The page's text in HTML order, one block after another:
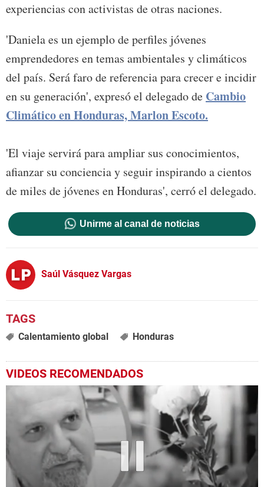
experiencias con activistas de otras naciones.
'Daniela es un ejemplo de perfiles jóvenes
emprendedores en temas ambientales y climáticos
del país. Será faro de referencia para crecer e incidir
en su generación', expresó el delegado de Cambio
Climático en Honduras, Marlon Escoto.
'El viaje servirá para ampliar sus conocimientos,
afianzar su conciencia y seguir inspirando a cientos
de miles de jóvenes en Honduras', cerró el delegado.
Unirme al canal de noticias
Saúl Vásquez Vargas
Calentamiento global Honduras
VIDEOS RECOMENDADOS